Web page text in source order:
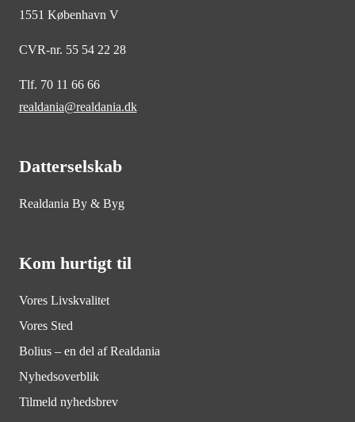
1551 København V
CVR-nr. 55 54 22 28
Tlf. 70 11 66 66
realdania@realdania.dk
Datterselskab
Realdania By & Byg
Kom hurtigt til
Vores Livskvalitet
Vores Sted
Bolius – en del af Realdania
Nyhedsoverblik
Tilmeld nyhedsbrev